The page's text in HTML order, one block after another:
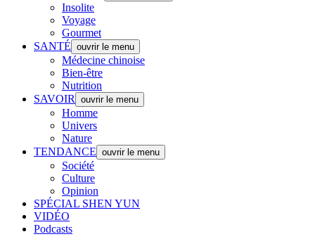
Insolite
Voyage
Gourmet
SANTÉ ouvrir le menu
Médecine chinoise
Bien-être
Nutrition
SAVOIR
ouvrir le menu
Homme
Univers
Nature
TENDANCE ouvrir le menu
Société
Culture
Opinion
SPÉCIAL SHEN YUN
VIDÉO
Podcasts